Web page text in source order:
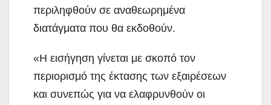
περιληφθούν σε αναθεωρημένα
διατάγματα που θα εκδοθούν.
«Η εισήγηση γίνεται με σκοπό τον
περιορισμό της έκτασης των εξαιρέσεων
και συνεπώς για να ελαφρυνθούν οι